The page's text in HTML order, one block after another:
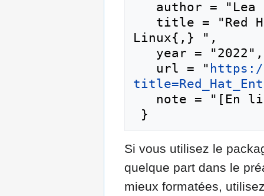
Linux{,} ",
   url = "
Si vous utilisez le
quelque part dans le
mieux formatées,